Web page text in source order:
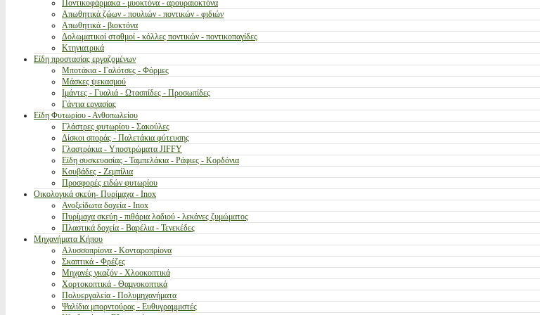
Ποντικοφάρμακα - μυοκτόνα - αρουραιοκτόνα
Απωθητικά ζώων - πουλιών - ποντικών - φιδιών
Απωθητικά - βιοκτόνα
Δολωματικοί σταθμοί - κόλλες ποντικών - ποντικοπαγίδες
Κτηνιατρικά
Είδη προστασίας εργαζομένων
Μποτάκια - Γαλότσες - Φόρμες
Μάσκες ψεκασμού
Ιμάντες - Γυαλιά - Ωτασπίδες - Προσωπίδες
Γάντια εργασίας
Είδη Φυτωρίου - Ανθοπωλείου
Γλάστρες φυτωρίου - Σακούλες
Δίσκοι σποράς - Παλετάκια φύτευσης
Γλαστράκια - Υποστρώματα JIFFY
Είδη συσκευασίας - Ταμπελάκια - Ράφιες - Κορδόνια
Κουβάδες - Ζεμπίλια
Προσφορές ειδών φυτωρίου
Οικολογικά σκεύη- Πυρίμαχα - Inox
Ανοξείδωτα δοχεία - Inox
Πυρίμαχα σκεύη - πιθάρια λαδιού - λεκάνες ζυμώματος
Πλαστικά δοχεία - Βαρέλια - Τενεκέδες
Μηχανήματα Κήπου
Αλυσσοπρίονα - Κονταροπρίονα
Σκαπτικά - Φρέζες
Μηχανές γκαζόν - Χλοοκοπτικά
Χορτοκοπτικά - Θαμνοκοπτικά
Πολυεργαλεία - Πολυμηχανήματα
Ψαλίδια μπορντούρας - Ευθυγραμμιστές